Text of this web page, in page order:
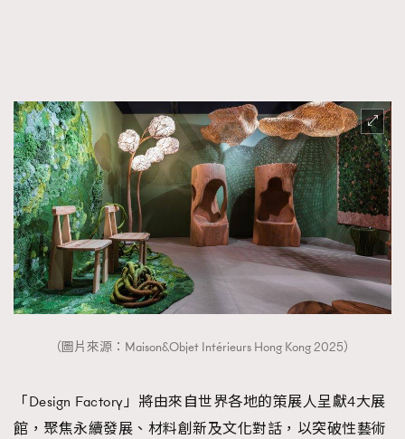
（圖片來源：Maison&Objet Intérieurs Hong Kong 2025）
「Design Factory」將由來自世界各地的策展人呈獻4大展
館，聚焦永續發展、材料創新及文化對話，以突破性藝術